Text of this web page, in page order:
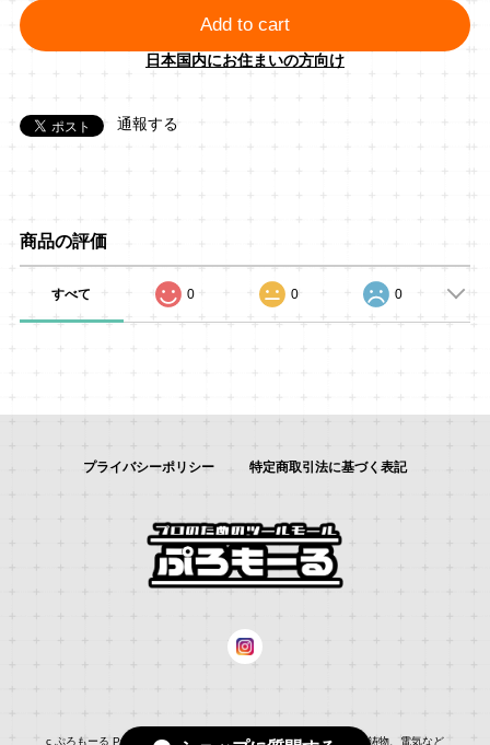
Add to cart
日本国内にお住まいの方向け
通報する
商品の評価
すべて 0 0 0
プライバシーポリシー 特定商取引法に基づく表記
c ぷろもーる ProMALL：総合通販サイト：：自動車補修、建築、鋳物、電気など